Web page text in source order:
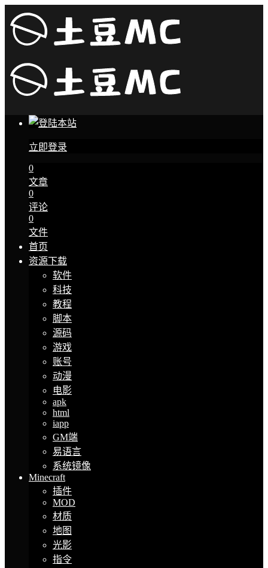
立即登录
0
文章
0
评论
0
文件
首页
资源下载
软件
科技
教程
脚本
源码
游戏
账号
动漫
电影
apk
html
iapp
GM端
易语言
系统镜像
Minecraft
插件
MOD
材质
地图
光影
指令